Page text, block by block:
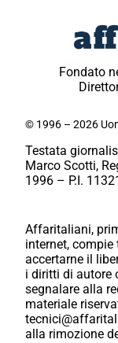
Fondato
© 1996 – 2026
Testata
Marco Scotti,
1996 – P.I.
Affaritaliani,
internet,
accertarne il
i diritti di autore
segnalare alla
materiale
alla rimozione